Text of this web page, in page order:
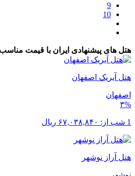
9
10
هتل های پیشنهادی ایران با قیمت مناسب
هتل آیریک اصفهان
اصفهان
۳%
1 شب از: ۶۷,۰۳۸,۸۴۰ ریال
هتل آراز نوشهر